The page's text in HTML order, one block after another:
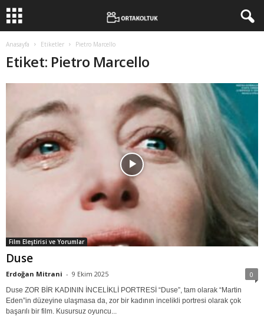
Anasayfa Etiketler Pietro Marcello
Etiket: Pietro Marcello
Film Eleştirisi ve Yorumlar
Duse
Erdoğan Mitrani - 9 Ekim 2025 0
Duse ZOR BİR KADININ İNCELİKLİ PORTRESİ “Duse”, tam olarak “Martin
Eden”in düzeyine ulaşmasa da, zor bir kadının incelikli portresi olarak çok
başarılı bir film. Kusursuz oyuncu...